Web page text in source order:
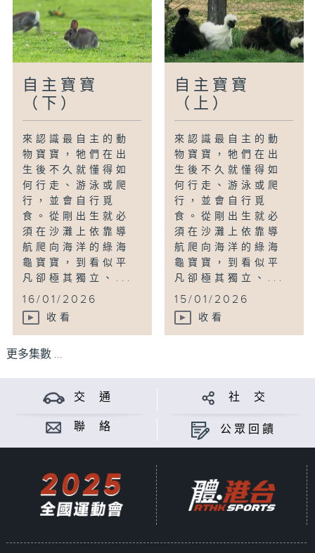
自主寶寶
（下）
來認識最自主的動
物寶寶，牠們在出
生後不久就懂得如
何行走、游泳或爬
行，並會自行覓
食。從剛出生就必
須在沙灘上依靠導
航爬向海洋的綠海
龜寶寶，到看似平
凡卻極其獨立、...
16/01/2026
收看
自主寶寶
（上）
來認識最自主的動
物寶寶，牠們在出
生後不久就懂得如
何行走、游泳或爬
行，並會自行覓
食。從剛出生就必
須在沙灘上依靠導
航爬向海洋的綠海
龜寶寶，到看似平
凡卻極其獨立、...
15/01/2026
收看
更多集數 ...
交 通 社 交
聯 絡 公眾回饋